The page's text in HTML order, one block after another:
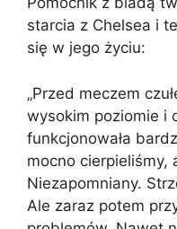
starcia z Chelsea i
się w jego życiu:
„Przed meczem
wysokim poziomie i
funkcjonowała
mocno cierpieliśmy,
Niezapomniany.
Ale zaraz potem